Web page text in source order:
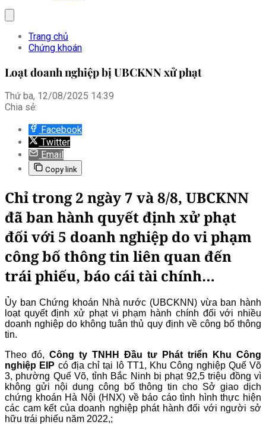
Trang chủ
Chứng khoán
Loạt doanh nghiệp bị UBCKNN xử phạt
Thứ ba, 12/08/2025 14:39
Chia sẻ:
Facebook
Twitter
Email
Copy link
Chỉ trong 2 ngày 7 và 8/8, UBCKNN
đã ban hành quyết định xử phạt
đối với 5 doanh nghiệp do vi phạm
công bố thông tin liên quan đến
trái phiếu, báo cái tài chính…
Ủy ban Chứng khoán Nhà nước (UBCKNN) vừa ban hành
loạt quyết định xử phạt vi phạm hành chính đối với nhiều
doanh nghiệp do không tuân thủ quy định về công bố thông
tin.
Theo đó, Công ty TNHH Đầu tư Phát triển Khu Công
nghiệp EIP có địa chỉ tại lô TT1, Khu Công nghiệp Quế Võ
3, phường Quế Võ, tỉnh Bắc Ninh bị phạt 92,5 triệu đồng vì
không gửi nội dung công bố thông tin cho Sở giao dịch
chứng khoán Hà Nội (HNX) về báo cáo tình hình thực hiện
các cam kết của doanh nghiệp phát hành đối với người sở
hữu trái phiếu năm 2022,;